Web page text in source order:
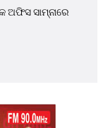
ସାମ୍ନାରେ